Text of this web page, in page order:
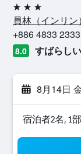
3つ星
員林（インリン
+886 4833 2333
8.0 すばらしい
8月14日
宿泊者2名, 1​